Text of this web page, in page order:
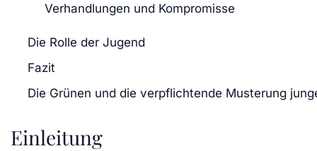
Verhandlungen und Kompromisse
Die Rolle der Jugend
Fazit
Die Grünen und die verpflichtende Musterung
Einleitung